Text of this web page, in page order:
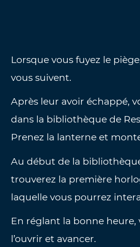
Lorsque vous fuyez le
vous suivent.
Après leur avoir échappé,
dans la bibliothèque de
Prenez la lanterne et
Au début de la
trouverez la première
laquelle vous pourrez
En réglant la bonne heure,
l’ouvrir et avancer.